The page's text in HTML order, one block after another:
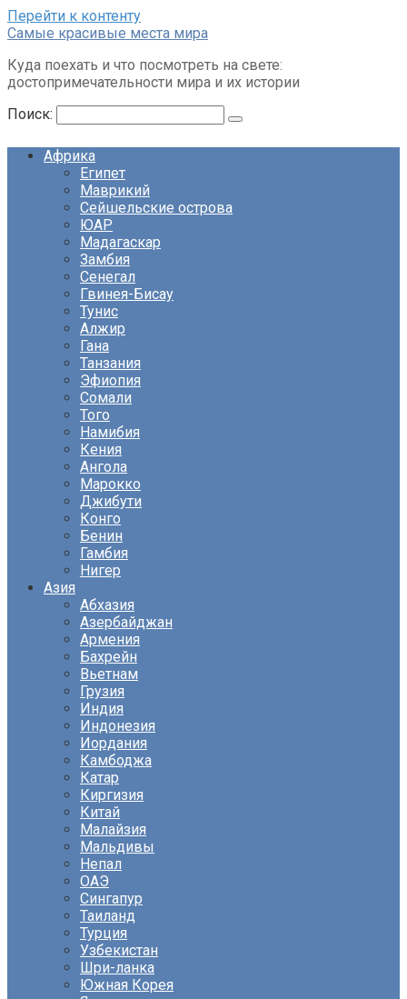
Перейти к контенту
Cамые красивые места мира
Куда поехать и что посмотреть на свете:
достопримечательности мира и их истории
Поиск:
Африка
Египет
Маврикий
Сейшельские острова
ЮАР
Мадагаскар
Замбия
Сенегал
Гвинея-Бисау
Тунис
Алжир
Гана
Танзания
Эфиопия
Сомали
Того
Намибия
Кения
Ангола
Марокко
Джибути
Конго
Бенин
Гамбия
Нигер
Азия
Абхазия
Азербайджан
Армения
Бахрейн
Вьетнам
Грузия
Индия
Индонезия
Иордания
Камбоджа
Катар
Киргизия
Китай
Малайзия
Мальдивы
Непал
ОАЭ
Сингапур
Таиланд
Турция
Узбекистан
Шри-ланка
Южная Корея